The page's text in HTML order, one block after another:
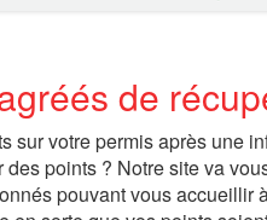
de
sur votre permis après une
points ? Notre site va
pouvant vous accueillir